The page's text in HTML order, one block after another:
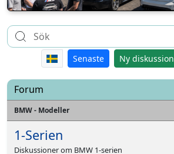
Senaste Ny diskussion
Forum
BMW - Modeller
1-Serien
Diskussioner om BMW 1-serien